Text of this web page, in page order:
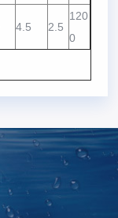
4.5 2.5
120
0